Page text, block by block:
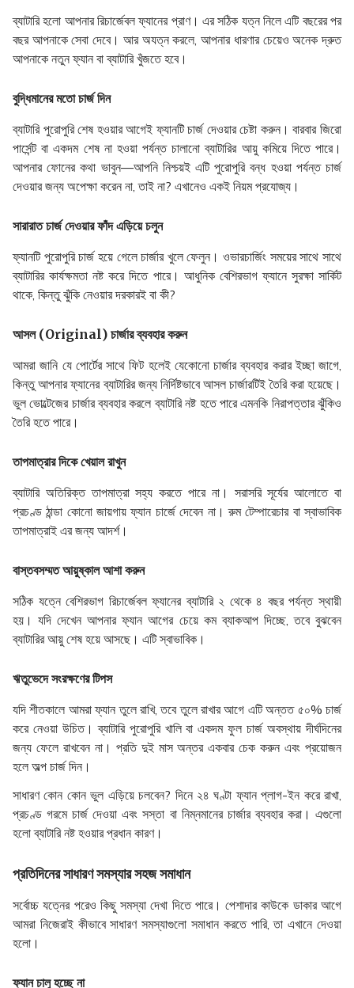
ব্যাটারি হলো আপনার রিচার্জেবল ফ্যানের প্রাণ। এর সঠিক যত্ন নিলে এটি বছরের পর
বছর আপনাকে সেবা দেবে। আর অযত্ন করলে, আপনার ধারণার চেয়েও অনেক দ্রুত
আপনাকে নতুন ফ্যান বা ব্যাটারি খুঁজতে হবে।
বুদ্ধিমানের মতো চার্জ দিন
ব্যাটারি পুরোপুরি শেষ হওয়ার আগেই ফ্যানটি চার্জ দেওয়ার চেষ্টা করুন। বারবার জিরো
পার্সেন্ট বা একদম শেষ না হওয়া পর্যন্ত চালানো ব্যাটারির আয়ু কমিয়ে দিতে পারে।
আপনার ফোনের কথা ভাবুন—আপনি নিশ্চয়ই এটি পুরোপুরি বন্ধ হওয়া পর্যন্ত চার্জ
দেওয়ার জন্য অপেক্ষা করেন না, তাই না? এখানেও একই নিয়ম প্রযোজ্য।
সারারাত চার্জ দেওয়ার ফাঁদ এড়িয়ে চলুন
ফ্যানটি পুরোপুরি চার্জ হয়ে গেলে চার্জার খুলে ফেলুন। ওভারচার্জিং সময়ের সাথে সাথে
ব্যাটারির কার্যক্ষমতা নষ্ট করে দিতে পারে। আধুনিক বেশিরভাগ ফ্যানে সুরক্ষা সার্কিট
থাকে, কিন্তু ঝুঁকি নেওয়ার দরকারই বা কী?
আসল (Original) চার্জার ব্যবহার করুন
আমরা জানি যে পোর্টের সাথে ফিট হলেই যেকোনো চার্জার ব্যবহার করার ইচ্ছা জাগে,
কিন্তু আপনার ফ্যানের ব্যাটারির জন্য নির্দিষ্টভাবে আসল চার্জারটিই তৈরি করা হয়েছে।
ভুল ভোল্টেজের চার্জার ব্যবহার করলে ব্যাটারি নষ্ট হতে পারে এমনকি নিরাপত্তার ঝুঁকিও
তৈরি হতে পারে।
তাপমাত্রার দিকে খেয়াল রাখুন
ব্যাটারি অতিরিক্ত তাপমাত্রা সহ্য করতে পারে না। সরাসরি সূর্যের আলোতে বা
প্রচণ্ড ঠান্ডা কোনো জায়গায় ফ্যান চার্জে দেবেন না। রুম টেম্পারেচার বা স্বাভাবিক
তাপমাত্রাই এর জন্য আদর্শ।
বাস্তবসম্মত আয়ুষ্কাল আশা করুন
সঠিক যত্নে বেশিরভাগ রিচার্জেবল ফ্যানের ব্যাটারি ২ থেকে ৪ বছর পর্যন্ত স্থায়ী
হয়। যদি দেখেন আপনার ফ্যান আগের চেয়ে কম ব্যাকআপ দিচ্ছে, তবে বুঝবেন
ব্যাটারির আয়ু শেষ হয়ে আসছে। এটি স্বাভাবিক।
ঋতুভেদে সংরক্ষণের টিপস
যদি শীতকালে আমরা ফ্যান তুলে রাখি, তবে তুলে রাখার আগে এটি অন্তত ৫০% চার্জ
করে নেওয়া উচিত। ব্যাটারি পুরোপুরি খালি বা একদম ফুল চার্জ অবস্থায় দীর্ঘদিনের
জন্য ফেলে রাখবেন না। প্রতি দুই মাস অন্তর একবার চেক করুন এবং প্রয়োজন
হলে অল্প চার্জ দিন।
সাধারণ কোন কোন ভুল এড়িয়ে চলবেন? দিনে ২৪ ঘণ্টা ফ্যান প্লাগ-ইন করে রাখা,
প্রচণ্ড গরমে চার্জ দেওয়া এবং সস্তা বা নিম্নমানের চার্জার ব্যবহার করা। এগুলো
হলো ব্যাটারি নষ্ট হওয়ার প্রধান কারণ।
প্রতিদিনের সাধারণ সমস্যার সহজ সমাধান
সর্বোচ্চ যত্নের পরেও কিছু সমস্যা দেখা দিতে পারে। পেশাদার কাউকে ডাকার আগে
আমরা নিজেরাই কীভাবে সাধারণ সমস্যাগুলো সমাধান করতে পারি, তা এখানে দেওয়া
হলো।
ফ্যান চালু হচ্ছে না